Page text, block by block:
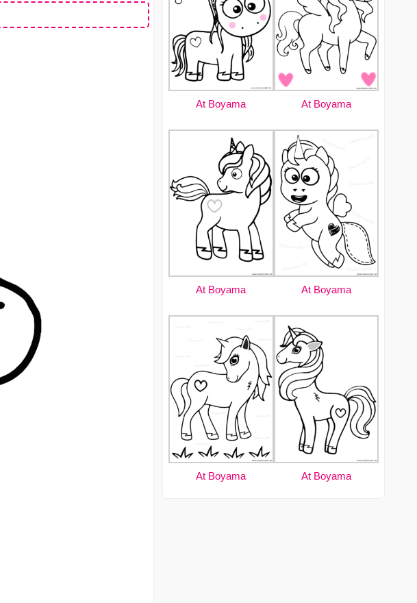
At Boyama At Boyama
At Boyama At Boyama
At Boyama At Boyama